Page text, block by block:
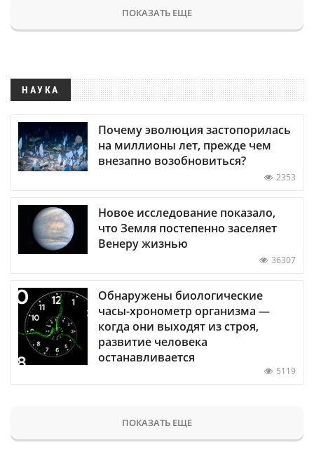
ПОКАЗАТЬ ЕЩЕ
НАУКА
Почему эволюция застопорилась
на миллионы лет, прежде чем
внезапно возобновиться?
2353
Новое исследование показало,
что Земля постепенно заселяет
Венеру жизнью
36307
Обнаружены биологические
часы-хронометр организма —
когда они выходят из строя,
развитие человека
останавливается
5119
ПОКАЗАТЬ ЕЩЕ